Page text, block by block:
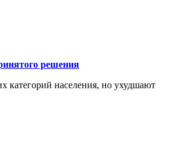
решения
категорий населения, но ухудшают